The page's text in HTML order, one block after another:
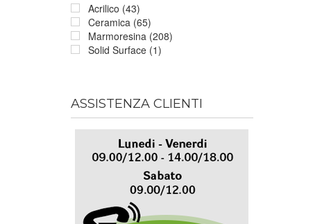
Acrilico (43)
Ceramica (65)
Marmoresina (208)
Solid Surface (1)
ASSISTENZA CLIENTI